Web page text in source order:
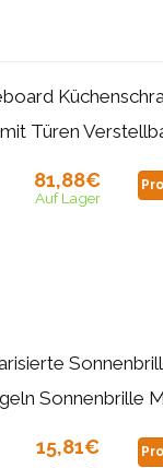
Türen
81,88€
Auf Lager
Sonnenbrille
15,81€